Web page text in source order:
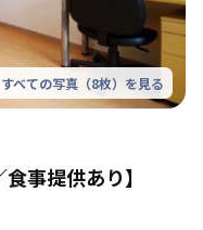
すべての写真（8枚）を見る
事提供あり】